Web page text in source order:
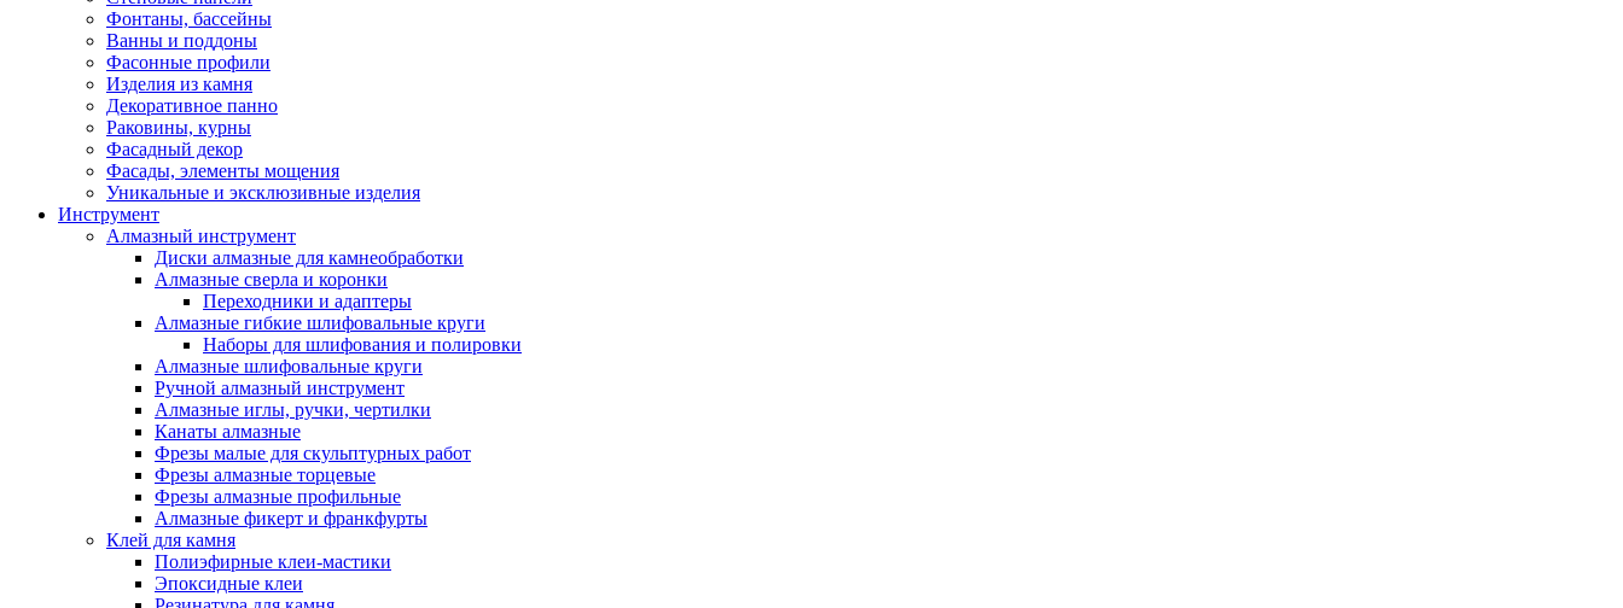
Фонтаны, бассейны
Ванны и поддоны
Фасонные профили
Изделия из камня
Декоративное панно
Раковины, курны
Фасадный декор
Фасады, элементы мощения
Уникальные и эксклюзивные изделия
Инструмент
Алмазный инструмент
Диски алмазные для камнеобработки
Алмазные сверла и коронки
Переходники и адаптеры
Алмазные гибкие шлифовальные круги
Наборы для шлифования и полировки
Алмазные шлифовальные круги
Ручной алмазный инструмент
Алмазные иглы, ручки, чертилки
Канаты алмазные
Фрезы малые для скульптурных работ
Фрезы алмазные торцевые
Фрезы алмазные профильные
Алмазные фикерт и франкфурты
Клей для камня
Полиэфирные клеи-мастики
Эпоксидные клеи